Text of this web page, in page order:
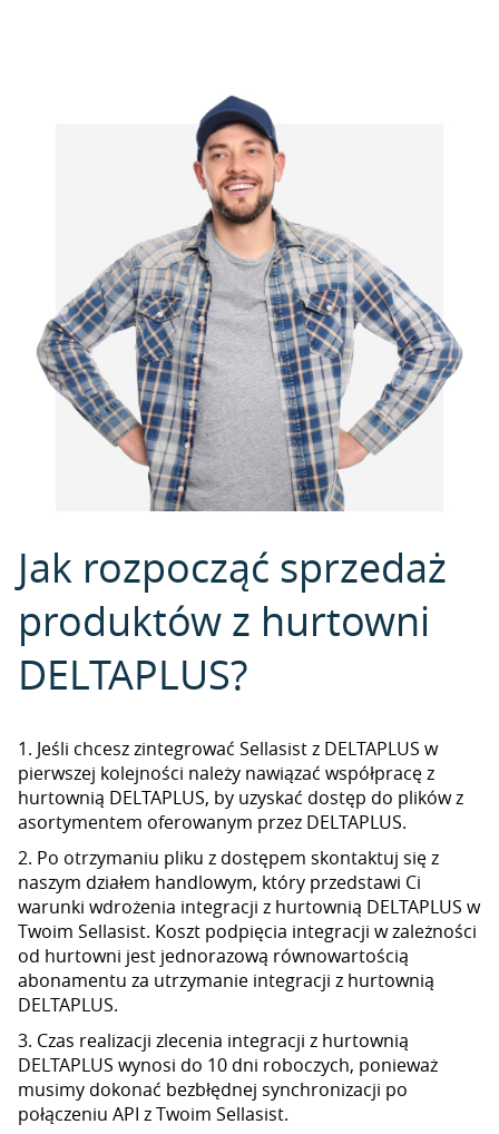
Jak rozpocząć sprzedaż
produktów z hurtowni
DELTAPLUS?
1. Jeśli chcesz zintegrować Sellasist z DELTAPLUS w
pierwszej kolejności należy nawiązać współpracę z
hurtownią DELTAPLUS, by uzyskać dostęp do plików z
asortymentem oferowanym przez DELTAPLUS.
2. Po otrzymaniu pliku z dostępem skontaktuj się z
naszym działem handlowym, który przedstawi Ci
warunki wdrożenia integracji z hurtownią DELTAPLUS w
Twoim Sellasist. Koszt podpięcia integracji w zależności
od hurtowni jest jednorazową równowartością
abonamentu za utrzymanie integracji z hurtownią
DELTAPLUS.
3. Czas realizacji zlecenia integracji z hurtownią
DELTAPLUS wynosi do 10 dni roboczych, ponieważ
musimy dokonać bezbłędnej synchronizacji po
połączeniu API z Twoim Sellasist.